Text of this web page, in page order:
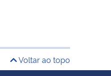
Voltar ao topo